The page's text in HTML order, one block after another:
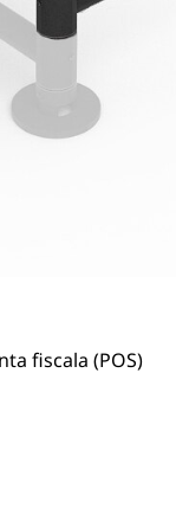
fiscala (POS)